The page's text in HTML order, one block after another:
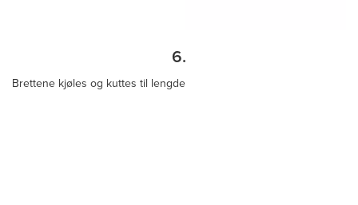
6.
Brettene kjøles og kuttes til lengde